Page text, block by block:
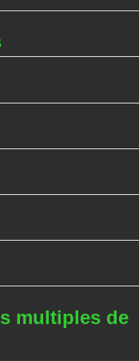
multiples de